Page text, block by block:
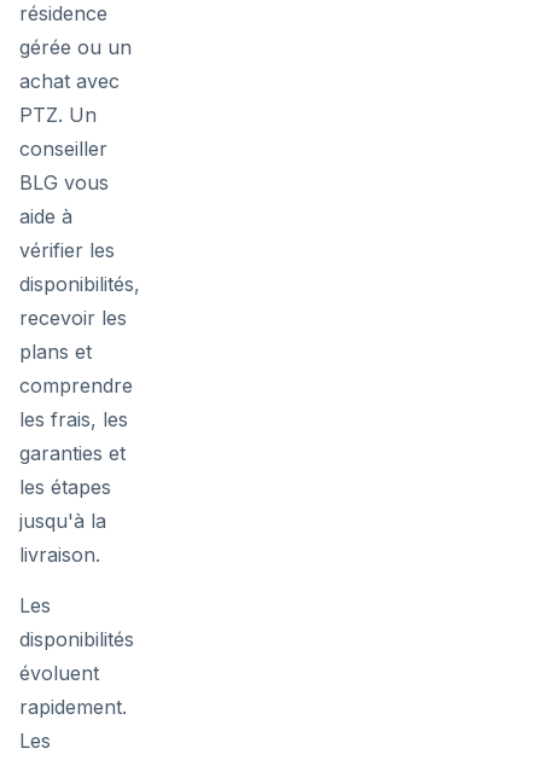
résidence
gérée ou un
achat avec
PTZ. Un
conseiller
BLG vous
aide à
vérifier les
disponibilités,
recevoir les
plans et
comprendre
les frais, les
garanties et
les étapes
jusqu'à la
livraison.
Les
disponibilités
évoluent
rapidement.
Les